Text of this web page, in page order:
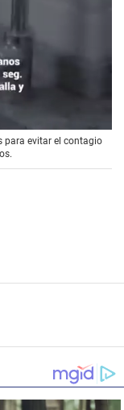
para evitar el contagio